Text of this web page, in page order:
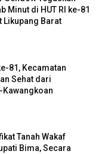
Minut di HUT RI ke-81
Likupang Barat
81, Kecamatan
Sehat dari
Kawangkoan
Tanah Wakaf
Bima, Secara